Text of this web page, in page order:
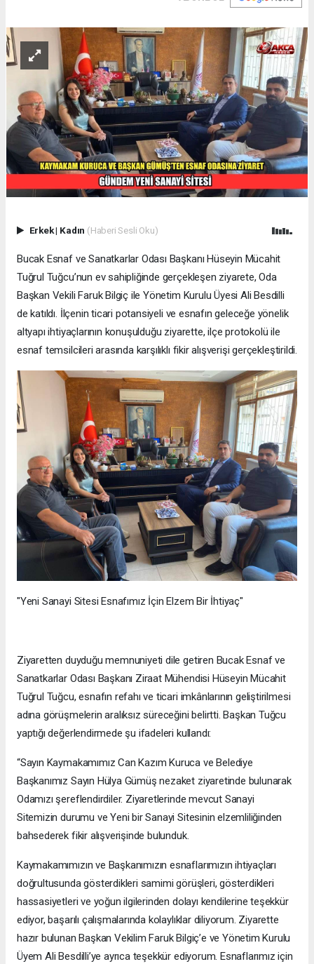
Erkek| Kadın (Haberi Sesli Oku)
Bucak Esnaf ve Sanatkarlar Odası Başkanı Hüseyin Mücahit
Tuğrul Tuğcu’nun ev sahipliğinde gerçekleşen ziyarete, Oda
Başkan Vekili Faruk Bilgiç ile Yönetim Kurulu Üyesi Ali Besdilli
de katıldı. İlçenin ticari potansiyeli ve esnafın geleceğe yönelik
altyapı ihtiyaçlarının konuşulduğu ziyarette, ilçe protokolü ile
esnaf temsilcileri arasında karşılıklı fikir alışverişi gerçekleştirildi.
"Yeni Sanayi Sitesi Esnafımız İçin Elzem Bir İhtiyaç"
Ziyaretten duyduğu memnuniyeti dile getiren Bucak Esnaf ve
Sanatkarlar Odası Başkanı Ziraat Mühendisi Hüseyin Mücahit
Tuğrul Tuğcu, esnafın refahı ve ticari imkânlarının geliştirilmesi
adına görüşmelerin aralıksız süreceğini belirtti. Başkan Tuğcu
yaptığı değerlendirmede şu ifadeleri kullandı:
“Sayın Kaymakamımız Can Kazım Kuruca ve Belediye
Başkanımız Sayın Hülya Gümüş nezaket ziyaretinde bulunarak
Odamızı şereflendirdiler. Ziyaretlerinde mevcut Sanayi
Sitemizin durumu ve Yeni bir Sanayi Sitesinin elzemliliğinden
bahsederek fikir alışverişinde bulunduk.
Kaymakamımızın ve Başkanımızın esnaflarımızın ihtiyaçları
doğrultusunda gösterdikleri samimi görüşleri, gösterdikleri
hassasiyetleri ve yoğun ilgilerinden dolayı kendilerine teşekkür
ediyor, başarılı çalışmalarında kolaylıklar diliyorum. Ziyarette
hazır bulunan Başkan Vekilim Faruk Bilgiç’e ve Yönetim Kurulu
Üyem Ali Besdilli’ye ayrıca teşekkür ediyorum. Esnaflarımız için